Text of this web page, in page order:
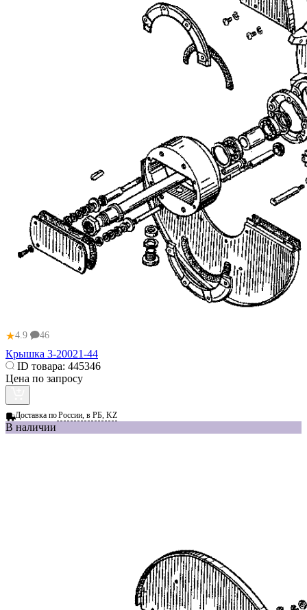
★4.9 46
Крышка 3-20021-44
ID товара: 445346
Цена по запросу
Доставка поРоссии, в РБ, KZ
В наличии